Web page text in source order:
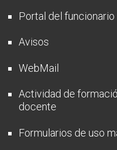
Portal del funcionario
Avisos
WebMail
Actividad de
docente
Formularios de uso